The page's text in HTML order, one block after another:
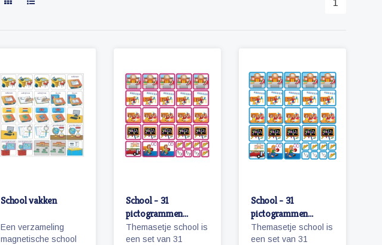
1
School vakken
Een verzameling
magnetische school
School - 31
pictogrammen
(meisje)
Themasetje school is
een set van 31
School - 31
pictogrammen
(jongen)
Themasetje school is
een set van 31